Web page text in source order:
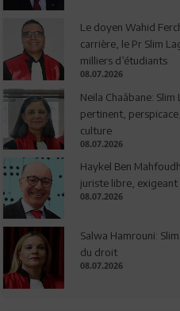
Le doyen Wahid
carrière, le Pr Slim
milliers d’étudiants
08.07.2026
Neila Chaâbane:
pertinent,
culture
08.07.2026
Haykel Ben
juriste libre, exigeant
08.07.2026
Salwa Hamrouni:
du droit
08.07.2026